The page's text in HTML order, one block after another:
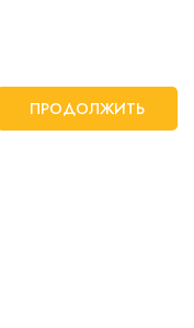
ПРОДОЛЖИТЬ